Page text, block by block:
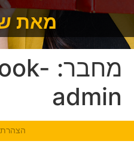
מאת
מחבר:
admin
הצהרת